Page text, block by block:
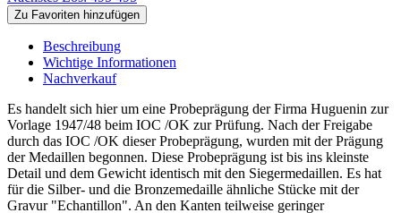
Zu Favoriten hinzufügen
Beschreibung
Wichtige Informationen
Nachverkauf
Es handelt sich hier um eine Probeprägung der Firma Huguenin zur
Vorlage 1947/48 beim IOC /OK zur Prüfung. Nach der Freigabe
durch das IOC /OK dieser Probeprägung, wurden mit der Prägung
der Medaillen begonnen. Diese Probeprägung ist bis ins kleinste
Detail und dem Gewicht identisch mit den Siegermedaillen. Es hat
für die Silber- und die Bronzemedaille ähnliche Stücke mit der
Gravur "Echantillon". An den Kanten teilweise geringer